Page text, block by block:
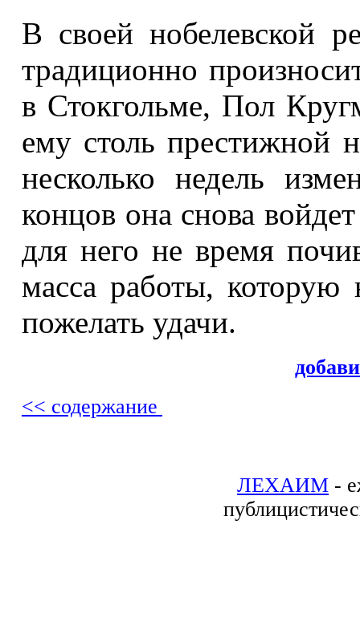
В своей нобелевской
традиционно
в Стокгольме, Пол
ему столь престижной
несколько недель
концов она снова
для него не время
масса работы, которую
пожелать удачи.
<< содержание
ЛЕХАИМ -